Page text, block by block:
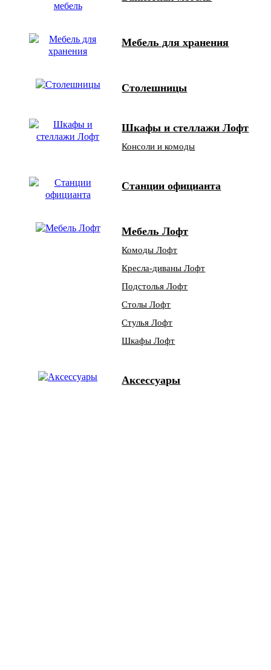
Мебель для хранения
Столешницы
Шкафы и стеллажи Лофт
Консоли и комоды
Станции официанта
Мебель Лофт
Комоды Лофт
Кресла-диваны Лофт
Подстолья Лофт
Столы Лофт
Стулья Лофт
Шкафы Лофт
Аксессуары